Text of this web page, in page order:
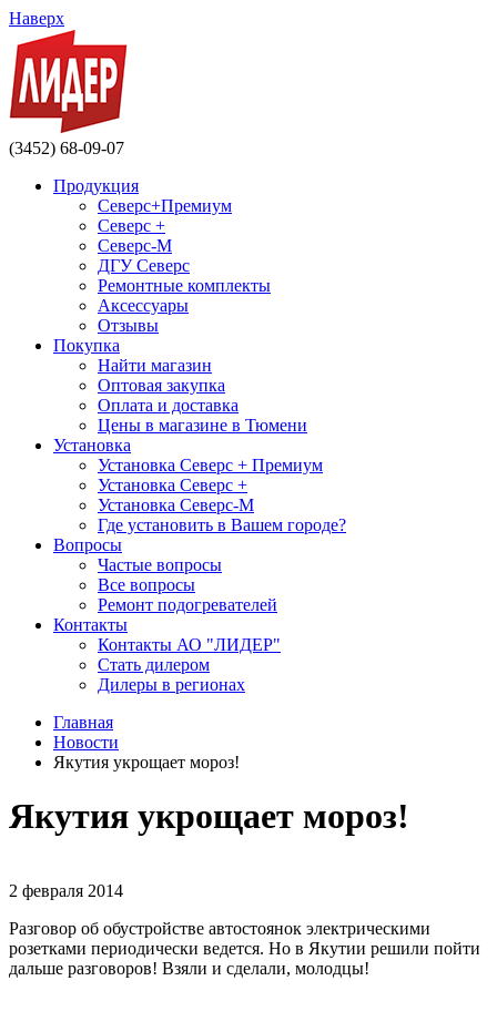
Наверх
(3452) 68-09-07
Продукция
Северс+Премиум
Северс +
Северс-М
ДГУ Северс
Ремонтные комплекты
Аксессуары
Отзывы
Покупка
Найти магазин
Оптовая закупка
Оплата и доставка
Цены в магазине в Тюмени
Установка
Установка Северс + Премиум
Установка Северс +
Установка Северс-М
Где установить в Вашем городе?
Вопросы
Частые вопросы
Все вопросы
Ремонт подогревателей
Контакты
Контакты АО "ЛИДЕР"
Стать дилером
Дилеры в регионах
Главная
Новости
Якутия укрощает мороз!
Якутия укрощает мороз!
2 февраля 2014
Разговор об обустройстве автостоянок электрическими
розетками периодически ведется. Но в Якутии решили пойти
дальше разговоров! Взяли и сделали, молодцы!